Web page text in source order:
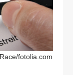
fotolia.com